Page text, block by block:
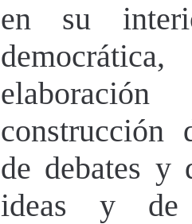
en su
construcción
de debates y
ideas y de